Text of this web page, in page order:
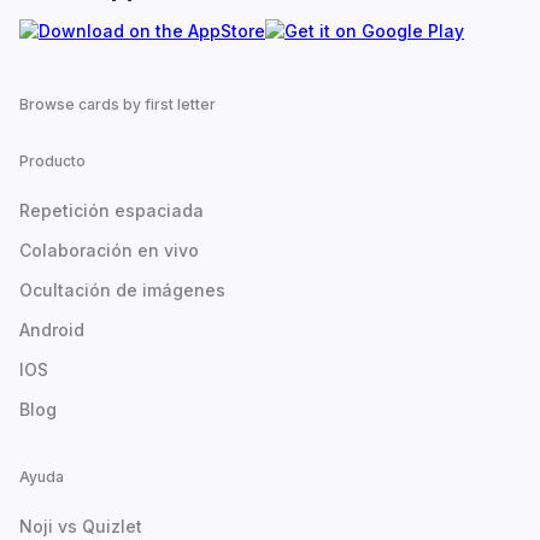
Browse cards by first letter
Producto
Repetición espaciada
Colaboración en vivo
Ocultación de imágenes
Android
IOS
Blog
Ayuda
Noji vs Quizlet